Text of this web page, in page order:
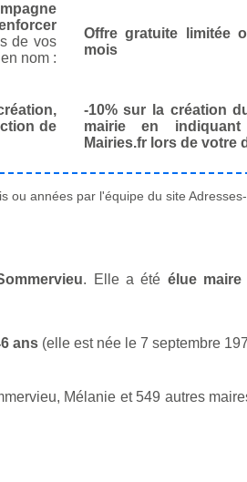
de vos
nom :
Offre gratuite limitée
mois
de
-10% sur la création
mairie en
Mairies.fr lors de votre
ou années par l'équipe du site
. Elle a été élue
ans (elle est née le 7 septembre
Mélanie et 549 autres